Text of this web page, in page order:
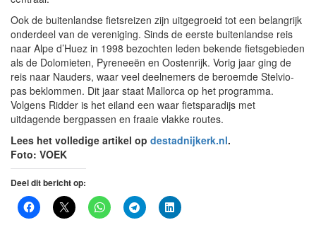
Ook de buitenlandse fietsreizen zijn uitgegroeid tot een belangrijk
onderdeel van de vereniging. Sinds de eerste buitenlandse reis
naar Alpe d’Huez in 1998 bezochten leden bekende fietsgebieden
als de Dolomieten, Pyreneeën en Oostenrijk. Vorig jaar ging de
reis naar Nauders, waar veel deelnemers de beroemde Stelvio-
pas beklommen. Dit jaar staat Mallorca op het programma.
Volgens Ridder is het eiland een waar fietsparadijs met
uitdagende bergpassen en fraaie vlakke routes.
Lees het volledige artikel op destadnijkerk.nl.
Foto: VOEK
Deel dit bericht op: